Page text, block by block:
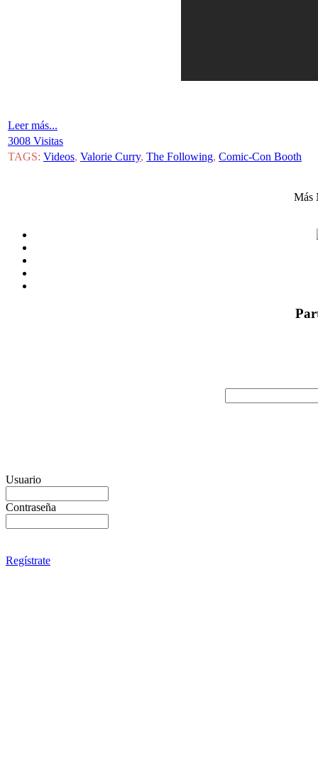
Leer más...
3008 Visitas
TAGS: Videos, Valorie Curry, The Following, Comic-Con Booth
Más
Usuario
Contraseña
Regístrate